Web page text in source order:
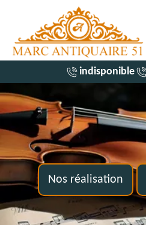
indisponible
Nos réalisation